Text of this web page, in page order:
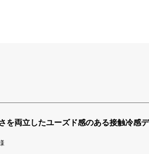
を両立したユーズド感のある接触冷感